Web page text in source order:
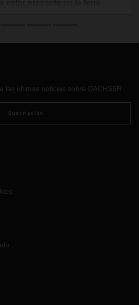
logísticos de la compañía en su
las últimas noticias sobre DACHSER
Suscripción